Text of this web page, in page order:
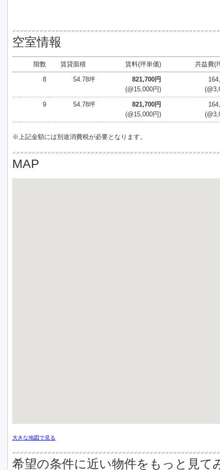
空室情報
階数 賃貸面積 賃料(坪単価) 共益費(
8 54.78坪
821,700円
(@15,000円)
9 54.78坪
821,700円
(@15,000円)
※上記金額には別途消費税が必要となります。
MAP
大きな地図で見る
希望の条件に近い物件をもっと見て